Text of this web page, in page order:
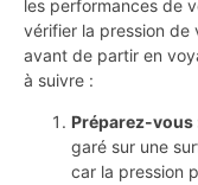
les performances de
vérifier la pression de
avant de partir en
à suivre :
Préparez-vous
garé sur une
car la pression